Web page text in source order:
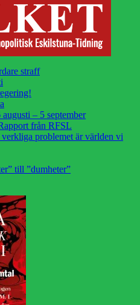
straff
– 5 september
från RFSL
problemet är världen vi
till ”dumheter”